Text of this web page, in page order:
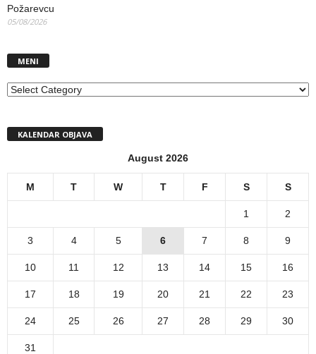
Požarevcu
05/08/2026
MENI
MENI
KALENDAR OBJAVA
August 2026
M T W T F S S
1 2
3 4 5 6 7 8 9
10 11 12 13 14 15 16
17 18 19 20 21 22 23
24 25 26 27 28 29 30
31